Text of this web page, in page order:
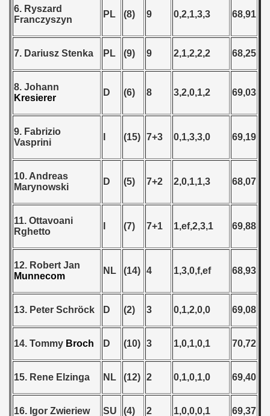
6. Ryszard
Franczyszyn
PL (8) 9 0,2,1,3,3 68,91
7. Dariusz Stenka PL (9) 9 2,1,2,2,2 68,25
8. Johann
Kresierer
D (6) 8 3,2,0,1,2 69,03
9. Fabrizio
Vasprini
(15) 7+3 0,1,3,3,0 69,19
10. Andreas
Marynowski
D (5) 7+2 2,0,1,1,3 68,07
11. Ottavoani
Rghetto
(7) 7+1 1,ef,2,3,1 69,88
12. Robert Jan
Munnecom
NL (14) 4 1,3,0,f,ef 68,93
13. Peter Schröck D (2) 3 0,1,2,0,0 69,08
14. Tommy Broch D (10) 3 1,0,1,0,1 70,72
15. Rene Elzinga NL (12) 2 0,1,0,1,0 69,40
16. Igor Zwieriew SU (4) 2 1,0,0,0,1 69,37
of USSR